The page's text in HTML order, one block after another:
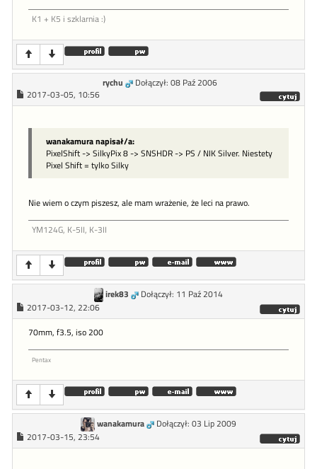
K1 + K5 i szklarnia :)
rychu
Dołączył: 08 Paź 2006
2017-03-05, 10:56
wanakamura napisał/a:
PixelShift -> SilkyPix 8 -> SNSHDR -> PS / NIK Silver. Niestety
Pixel Shift = tylko Silky
Nie wiem o czym piszesz, ale mam wrażenie, że leci na prawo.
YM124G, K-5II, K-3II
irek83
Dołączył: 11 Paź 2014
2017-03-12, 22:06
70mm, f3.5, iso 200
Pentax
wanakamura
Dołączył: 03 Lip 2009
2017-03-15, 23:54